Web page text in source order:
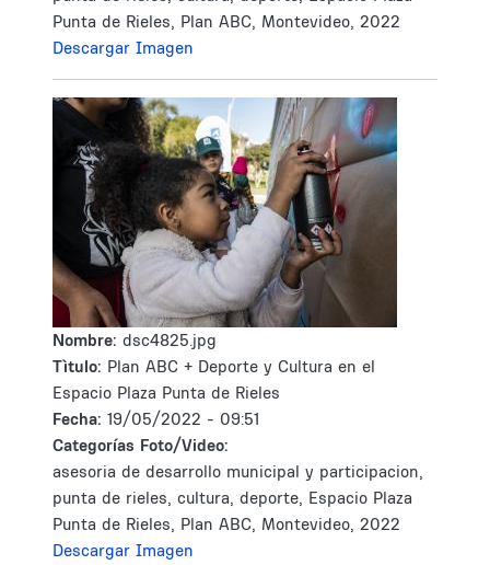
Punta de Rieles, Plan ABC, Montevideo, 2022
Descargar Imagen
Nombre: dsc4825.jpg
Tìtulo: Plan ABC + Deporte y Cultura en el
Espacio Plaza Punta de Rieles
Fecha: 19/05/2022 - 09:51
Categorías Foto/Video:
asesoria de desarrollo municipal y participacion,
punta de rieles, cultura, deporte, Espacio Plaza
Punta de Rieles, Plan ABC, Montevideo, 2022
Descargar Imagen